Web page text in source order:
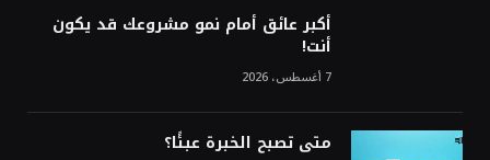
ترقب تطورات الوساطة بشأن الحرب
أكبر عائق أمام نمو مشروعك قد يكون
أنت!
7 أغسطس، 2026
متى تصبح الخبرة عبئًا؟